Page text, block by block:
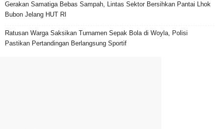
Gerakan Samatiga Bebas Sampah, Lintas Sektor Bersihkan Pantai Lhok
Bubon Jelang HUT RI
Ratusan Warga Saksikan Turnamen Sepak Bola di Woyla, Polisi
Pastikan Pertandingan Berlangsung Sportif